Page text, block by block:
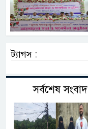
ট্যাগস :
সর্বশেষ সংবাদ